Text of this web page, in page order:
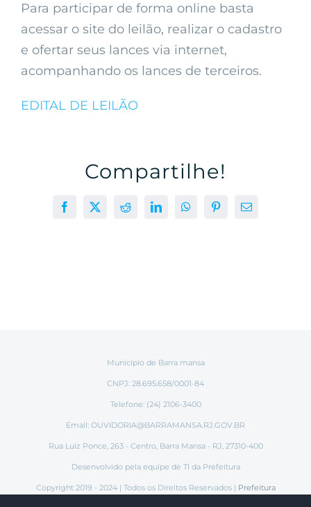
Para participar de forma online basta
acessar o site do leilão, realizar o cadastro
e ofertar seus lances via internet,
acompanhando os lances de terceiros.
EDITAL DE LEILÃO
Compartilhe!
Facebook
X RedditLinkedInWhatsAppPinterest
E-
Município de Barra mansa
CNPJ: 28.695.658/0001-84
Telefone: (24) 2106-3400
Email: OUVIDORIA@BARRAMANSA.RJ.GOV.BR
Rua Luiz Ponce, 263 - Centro, Barra Mansa - RJ, 27310-400
Desenvolvido pela equipe de TI da Prefeitura
Copyright 2019 - 2024 | Todos os Direitos Reservados | Prefeitura